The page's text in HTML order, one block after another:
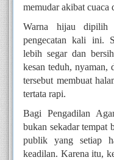
memudar akibat cuaca
Warna hijau dipilih
pengecatan kali ini.
lebih segar dan
kesan teduh, nyaman,
tersebut membuat
tertata rapi.
Bagi Pengadilan
bukan sekadar tempat
publik yang setiap
keadilan. Karena itu,